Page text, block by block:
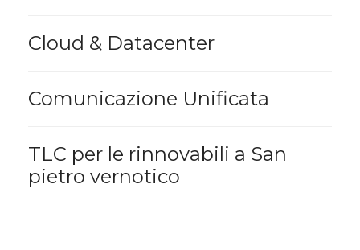
Cloud & Datacenter
Comunicazione Unificata
TLC per le rinnovabili a San
pietro vernotico